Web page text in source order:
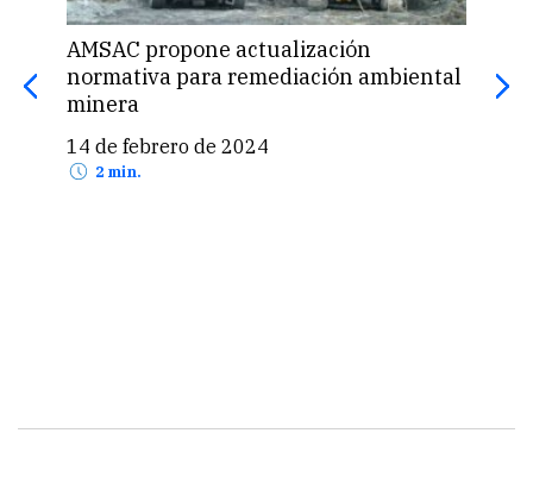
AMSAC propone actualización
normativa para remediación ambiental
minera
14 de febrero de 2024
2 min.
del